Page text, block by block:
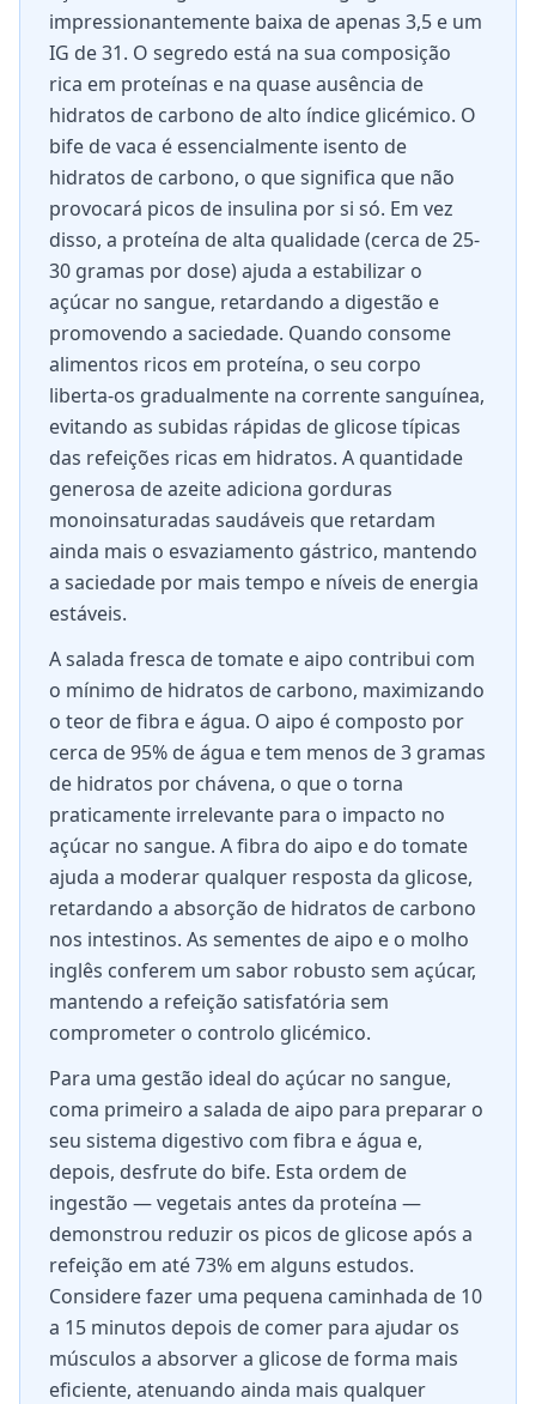
impressionantemente baixa de apenas 3,5 e um
IG de 31. O segredo está na sua composição
rica em proteínas e na quase ausência de
hidratos de carbono de alto índice glicémico. O
bife de vaca é essencialmente isento de
hidratos de carbono, o que significa que não
provocará picos de insulina por si só. Em vez
disso, a proteína de alta qualidade (cerca de 25-
30 gramas por dose) ajuda a estabilizar o
açúcar no sangue, retardando a digestão e
promovendo a saciedade. Quando consome
alimentos ricos em proteína, o seu corpo
liberta-os gradualmente na corrente sanguínea,
evitando as subidas rápidas de glicose típicas
das refeições ricas em hidratos. A quantidade
generosa de azeite adiciona gorduras
monoinsaturadas saudáveis que retardam
ainda mais o esvaziamento gástrico, mantendo
a saciedade por mais tempo e níveis de energia
estáveis.
A salada fresca de tomate e aipo contribui com
o mínimo de hidratos de carbono, maximizando
o teor de fibra e água. O aipo é composto por
cerca de 95% de água e tem menos de 3 gramas
de hidratos por chávena, o que o torna
praticamente irrelevante para o impacto no
açúcar no sangue. A fibra do aipo e do tomate
ajuda a moderar qualquer resposta da glicose,
retardando a absorção de hidratos de carbono
nos intestinos. As sementes de aipo e o molho
inglês conferem um sabor robusto sem açúcar,
mantendo a refeição satisfatória sem
comprometer o controlo glicémico.
Para uma gestão ideal do açúcar no sangue,
coma primeiro a salada de aipo para preparar o
seu sistema digestivo com fibra e água e,
depois, desfrute do bife. Esta ordem de
ingestão — vegetais antes da proteína —
demonstrou reduzir os picos de glicose após a
refeição em até 73% em alguns estudos.
Considere fazer uma pequena caminhada de 10
a 15 minutos depois de comer para ajudar os
músculos a absorver a glicose de forma mais
eficiente, atenuando ainda mais qualquer